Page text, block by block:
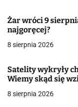
a
w
i
s
Żar wróci 9
najgoręcej?
8 sierpnia 2026
Satelity wykryły
Wiemy skąd się
8 sierpnia 2026